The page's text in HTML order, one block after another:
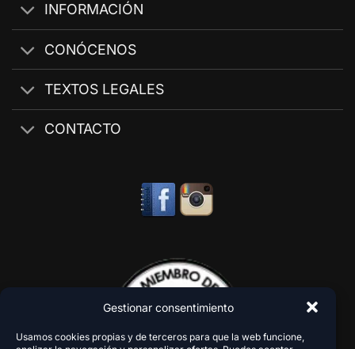
Gestionar consentimiento
Usamos cookies propias y de terceros para que la web funcione,
INFORMACIÓN
CONÓCENOS
TEXTOS LEGALES
CONTACTO